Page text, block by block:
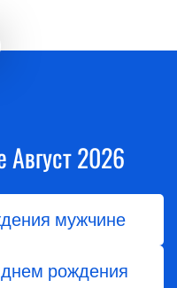
2026
мужчине
днем рождения